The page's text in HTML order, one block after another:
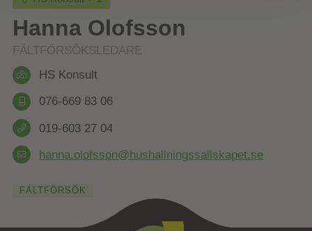
Hanna Olofsson
FÄLTFÖRSÖKSLEDARE
HS Konsult
076-669 83 06
019-603 27 04
hanna.olofsson@hushallningssallskapet.se
FÄLTFÖRSÖK